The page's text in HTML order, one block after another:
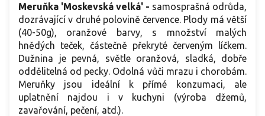
Meruňka 'Moskevská velká' - samosprašná odrůda,
dozrávající v druhé polovině července. Plody má větší
(40-50g), oranžové barvy, s množství malých
hnědých teček, částečně překryté červeným líčkem.
Dužnina je pevná, světle oranžová, sladká, dobře
oddělitelná od pecky. Odolná vůči mrazu i chorobám.
Meruňky jsou ideální k přímé konzumaci, ale
uplatnění najdou i v kuchyni (výroba džemů,
zavařování, pečení, atd.).